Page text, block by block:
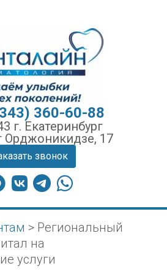
360-60-88
г. Екатеринбург
Орджоникидзе, 17
звонок
> Региональный
на
услуги